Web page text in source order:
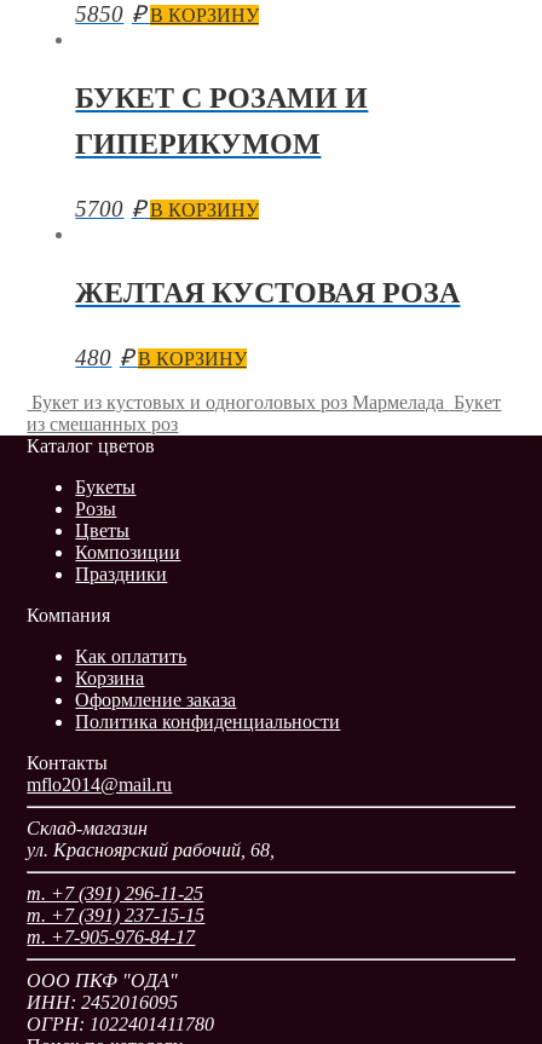
5850 ₽ В КОРЗИНУ
БУКЕТ С РОЗАМИ И
ГИПЕРИКУМОМ
5700 ₽ В КОРЗИНУ
ЖЕЛТАЯ КУСТОВАЯ РОЗА
480 ₽ В КОРЗИНУ
Букет из кустовых и одноголовых роз Мармелада Букет
из смешанных роз
Каталог цветов
Букеты
Розы
Цветы
Композиции
Праздники
Компания
Как оплатить
Корзина
Оформление заказа
Политика конфиденциальности
Контакты
mflo2014@mail.ru
Склад-магазин
ул. Красноярский рабочий, 68,
т. +7 (391) 296-11-25
т. +7 (391) 237-15-15
т. +7-905-976-84-17
ООО ПКФ "ОДА"
ИНН: 2452016095
ОГРН: 1022401411780